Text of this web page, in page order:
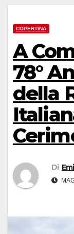
COPERTINA
A
78°
della
Di